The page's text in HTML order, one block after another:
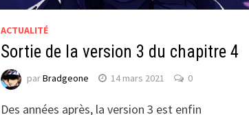
ACTUALITÉ
Sortie de la version 3 du chapitre 4
parBradgeone 14 mars 2021 0
Des années après, la version 3 est enfin